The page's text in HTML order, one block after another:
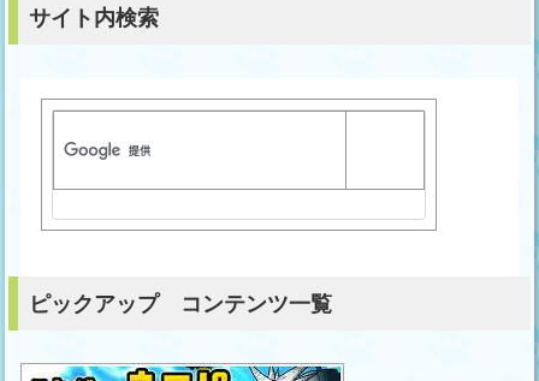
サイト内検索
ピックアップ コンテンツ一覧